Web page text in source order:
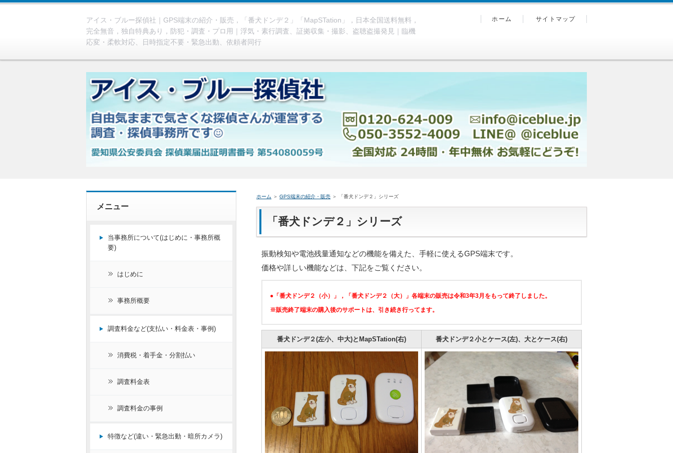
アイス・ブルー探偵社｜GPS端末の紹介・販売，「番犬ドンデ２」「MapSTation」，日本全国送料無料，
完全無音，独自特典あり，防犯・調査・プロ用｜浮気・素行調査、証拠収集・撮影、盗聴盗撮発見｜臨機
応変・柔軟対応、日時指定不要・緊急出動、依頼者同行
ホーム サイトマップ
ホーム ＞ GPS端末の紹介・販売 ＞ 「番犬ドンデ２」シリーズ
「番犬ドンデ２」シリーズ
振動検知や電池残量通知などの機能を備えた、手軽に使えるGPS端末です。
価格や詳しい機能などは、下記をご覧ください。
●「番犬ドンデ２（小）」，「番犬ドンデ２（大）」各端末の販売は令和3年3月をもって終了しました。
※販売終了端末の購入後のサポートは、引き続き行ってます。
番犬ドンデ２(左小、中大)とMapSTation(右) 番犬ドンデ２小とケース(左)、大とケース(右)
メニュー
当事務所について(はじめに・事務所概
要)
はじめに
事務所概要
調査料金など(支払い・料金表・事例)
消費税・着手金・分割払い
調査料金表
調査料金の事例
特徴など(違い・緊急出動・暗所カメラ)